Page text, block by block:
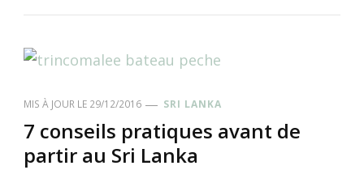
MIS À JOUR LE 29/12/2016 SRI LANKA
7 conseils pratiques avant de
partir au Sri Lanka